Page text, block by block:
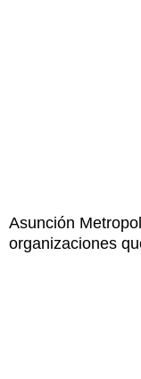
Asunción
organizaciones